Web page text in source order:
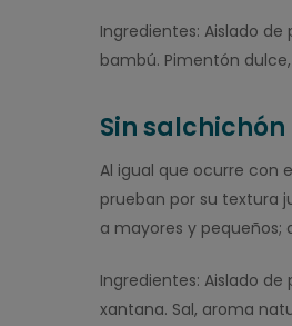
Ingredientes: Aislado
bambú. Pimentón
Sin salchichón
Al igual que ocurre con
prueban por su textura
a mayores y
Ingredientes: Aislado
xantana. Sal, aroma